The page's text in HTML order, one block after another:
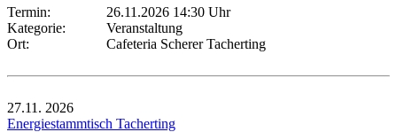
Termin:
26.11.2026 14:30 Uhr
Kategorie:
Veranstaltung
Ort:
Cafeteria Scherer Tacherting
27.11. 2026
Energiestammtisch Tacherting